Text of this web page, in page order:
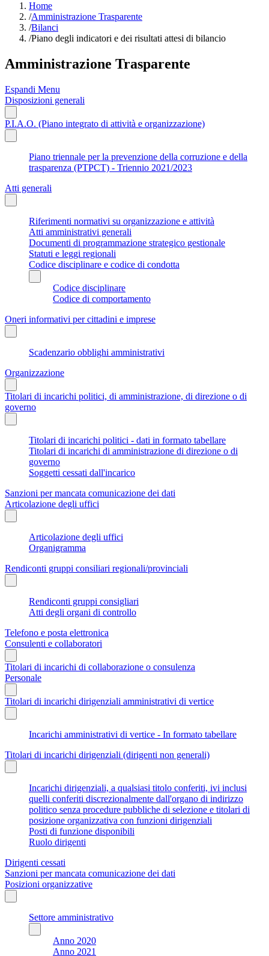
Home
/Amministrazione Trasparente
/Bilanci
/Piano degli indicatori e dei risultati attesi di bilancio
Amministrazione Trasparente
Espandi Menu
Disposizioni generali
P.I.A.O. (Piano integrato di attività e organizzazione)
Piano triennale per la prevenzione della corruzione e della
trasparenza (PTPCT) - Triennio 2021/2023
Atti generali
Riferimenti normativi su organizzazione e attività
Atti amministrativi generali
Documenti di programmazione strategico gestionale
Statuti e leggi regionali
Codice disciplinare e codice di condotta
Codice disciplinare
Codice di comportamento
Oneri informativi per cittadini e imprese
Scadenzario obblighi amministrativi
Organizzazione
Titolari di incarichi politici, di amministrazione, di direzione o di
governo
Titolari di incarichi politici - dati in formato tabellare
Titolari di incarichi di amministrazione di direzione o di
governo
Soggetti cessati dall'incarico
Sanzioni per mancata comunicazione dei dati
Articolazione degli uffici
Articolazione degli uffici
Organigramma
Rendiconti gruppi consiliari regionali/provinciali
Rendiconti gruppi consigliari
Atti degli organi di controllo
Telefono e posta elettronica
Consulenti e collaboratori
Titolari di incarichi di collaborazione o consulenza
Personale
Titolari di incarichi dirigenziali amministrativi di vertice
Incarichi amministrativi di vertice - In formato tabellare
Titolari di incarichi dirigenziali (dirigenti non generali)
Incarichi dirigenziali, a qualsiasi titolo conferiti, ivi inclusi
quelli conferiti discrezionalmente dall'organo di indirizzo
politico senza procedure pubbliche di selezione e titolari di
posizione organizzativa con funzioni dirigenziali
Posti di funzione disponibili
Ruolo dirigenti
Dirigenti cessati
Sanzioni per mancata comunicazione dei dati
Posizioni organizzative
Settore amministrativo
Anno 2020
Anno 2021